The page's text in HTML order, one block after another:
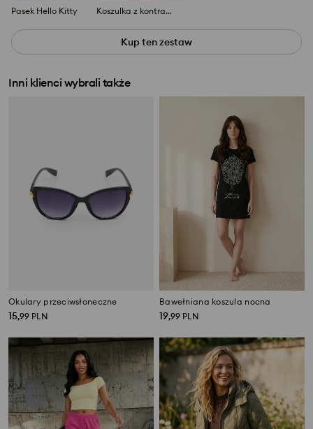
Pasek Hello Kitty Koszulka z kontrastową lamówką
Kup ten zestaw
Inni klienci wybrali także
Okulary przeciwsłoneczne
15,99 PLN
Bawełniana koszula nocna
19,99 PLN